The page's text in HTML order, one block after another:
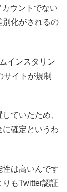
ウントでない
別化がされるの
インスタリン
サイトが規制
ていたため、
に確定というわ
性は高いんです
もTwitter認証